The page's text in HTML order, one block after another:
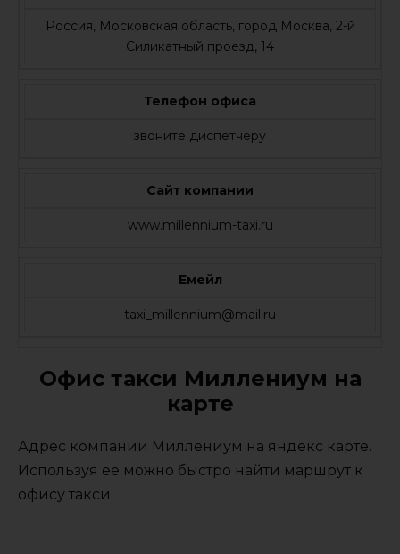
Россия, Московская область, город Москва, 2-й
Силикатный проезд, 14
Телефон офиса
звоните диспетчеру
Сайт компании
www.millennium-taxi.ru
Емейл
taxi_millennium@mail.ru
Офис такси Миллениум на
карте
Адрес компании Миллениум на яндекс карте.
Используя ее можно быстро найти маршрут к
офису такси.